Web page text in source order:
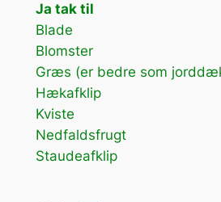
Ja tak til
Blade
Blomster
Græs (er bedre som
Hækafklip
Kviste
Nedfaldsfrugt
Staudeafklip